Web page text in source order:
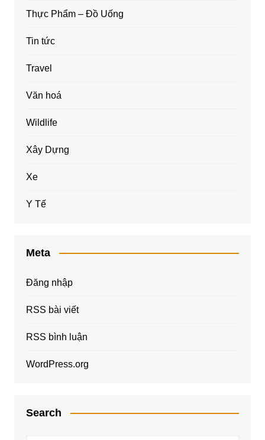
Thực Phẩm – Đồ Uống
Tin tức
Travel
Văn hoá
Wildlife
Xây Dựng
Xe
Y Tế
Meta
Đăng nhập
RSS bài viết
RSS bình luận
WordPress.org
Search